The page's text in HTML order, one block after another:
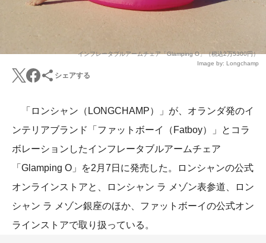
インフレータブルアームチェア「Glamping O」（税込2万5300円）
Image by: Longchamp
シェアする
「ロンシャン（LONGCHAMP）」が、オランダ発のイ
ンテリアブランド「ファットボーイ（Fatboy）」とコラ
ボレーションしたインフレータブルアームチェア
「Glamping O」を2月7日に発売した。ロンシャンの公式
オンラインストアと、ロンシャン ラ メゾン表参道、ロン
シャン ラ メゾン銀座のほか、ファットボーイの公式オン
ラインストアで取り扱っている。